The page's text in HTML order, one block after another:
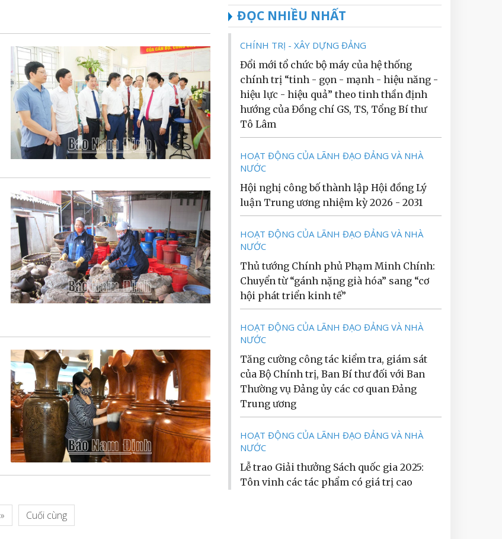
» Cuối cùng
ĐỌC NHIỀU NHẤT
CHÍNH TRỊ - XÂY DỰNG ĐẢNG
Đổi mới tổ chức bộ máy của hệ thống
chính trị “tinh - gọn - mạnh - hiệu năng -
hiệu lực - hiệu quả” theo tinh thần định
hướng của Đồng chí GS, TS, Tổng Bí thư
Tô Lâm
HOẠT ĐỘNG CỦA LÃNH ĐẠO ĐẢNG VÀ NHÀ
NƯỚC
Hội nghị công bố thành lập Hội đồng Lý
luận Trung ương nhiệm kỳ 2026 - 2031
HOẠT ĐỘNG CỦA LÃNH ĐẠO ĐẢNG VÀ NHÀ
NƯỚC
Thủ tướng Chính phủ Phạm Minh Chính:
Chuyển từ “gánh nặng già hóa” sang “cơ
hội phát triển kinh tế”
HOẠT ĐỘNG CỦA LÃNH ĐẠO ĐẢNG VÀ NHÀ
NƯỚC
Tăng cường công tác kiểm tra, giám sát
của Bộ Chính trị, Ban Bí thư đối với Ban
Thường vụ Đảng ủy các cơ quan Đảng
Trung ương
HOẠT ĐỘNG CỦA LÃNH ĐẠO ĐẢNG VÀ NHÀ
NƯỚC
Lễ trao Giải thưởng Sách quốc gia 2025:
Tôn vinh các tác phẩm có giá trị cao